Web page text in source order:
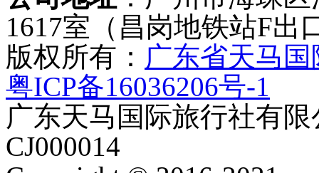
1617室（昌岗地铁站F出
版权所有： 广东省天马
粤ICP备16036206号-1
广东天马国际旅行社有
CJ000014